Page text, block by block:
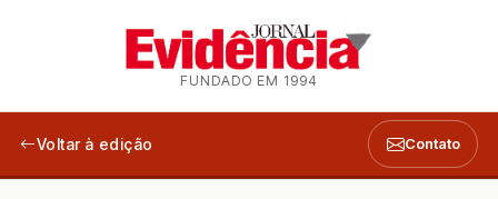
FUNDADO EM 1994
Voltar à edição Contato